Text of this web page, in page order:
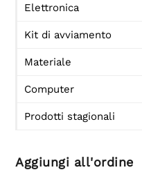
Elettronica
Kit di avviamento
Materiale
Computer
Prodotti stagionali
Aggiungi all'ordine